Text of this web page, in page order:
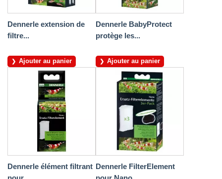
Dennerle extension de
filtre...
Ajouter au panier
Dennerle BabyProtect
protège les...
Ajouter au panier
Dennerle élément filtrant Dennerle FilterElement